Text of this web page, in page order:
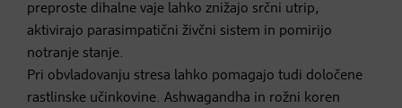
preproste dihalne vaje lahko znižajo srčni utrip,
aktivirajo parasimpatični živčni sistem in pomirijo
notranje stanje.
Pri obvladovanju stresa lahko pomagajo tudi določene
rastlinske učinkovine. Ashwagandha in rožni koren